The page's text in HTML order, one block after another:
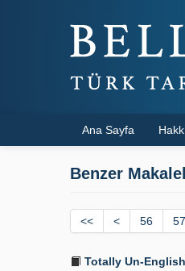
Ana Sayfa
Benzer
<< < 56 57
Totally Un-